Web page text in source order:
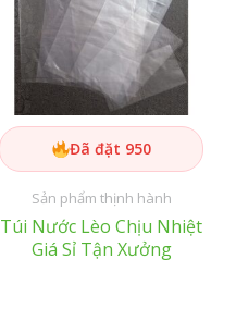
Đã đặt 950
Sản phẩm thịnh hành
Túi Nước Lèo Chịu Nhiệt
Giá Sỉ Tận Xưởng